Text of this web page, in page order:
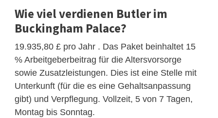
Wie viel verdienen Butler im
Buckingham Palace?
19.935,80 £ pro Jahr . Das Paket beinhaltet 15
% Arbeitgeberbeitrag für die Altersvorsorge
sowie Zusatzleistungen. Dies ist eine Stelle mit
Unterkunft (für die es eine Gehaltsanpassung
gibt) und Verpflegung. Vollzeit, 5 von 7 Tagen,
Montag bis Sonntag.